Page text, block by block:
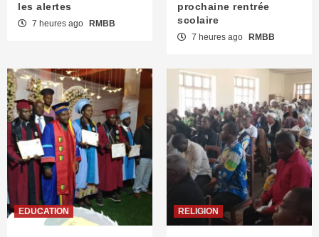
les alertes
7 heures ago RMBB
prochaine rentrée
scolaire
7 heures ago RMBB
EDUCATION RELIGION